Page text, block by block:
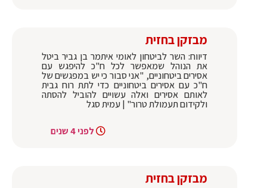
מבזקן בחזית
דיווח: השר לביטחון לאומי איתמר בן גביר ביטל
את הנוהל שמאפשר לכל ח"כ להיפגש עם
אסירים ביטחוניים, "אני סבור כי יש במפגשים של
ח"כ עם אסירים ביטחוניים כדי לתת רוח גבית
לאותם אסירים ואלה עשויים להוביל להסתה
ולקידום תעמולת טרור" | עמית סגל
לפני 4 שנים
מבזקן בחזית